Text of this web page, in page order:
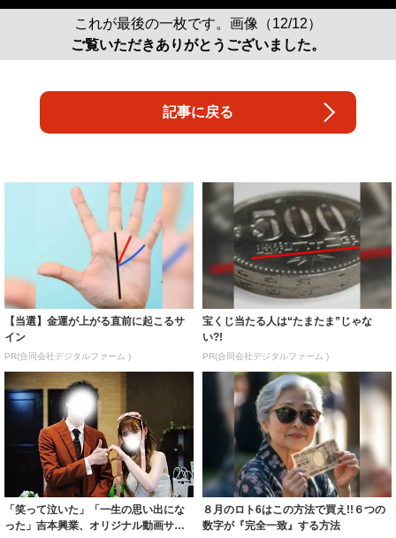
これが最後の一枚です。画像（12/12）
ご覧いただきありがとうございました。
記事に戻る
【当選】金運が上がる直前に起こるサ
イン
PR(合同会社デジタルファーム )
宝くじ当たる人は“たまたま”じゃな
い?!
PR(合同会社デジタルファーム )
「笑って泣いた」「一生の思い出にな
った」吉本興業、オリジナル動画サー
８月のロト6はこの方法で買え!!６つの
数字が『完全一致』する方法